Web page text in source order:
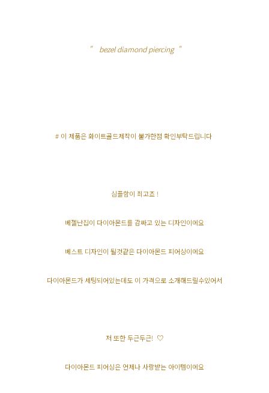
" bezel diamond piercing "
# 이 제품은 화이트골드제작이 불가한점 확인부탁드립니다
심플함이 최고죠 !
베젤난집이 다이아몬드를 감싸고 있는 디자인이에요
베스트 디자인이 될것같은 다이아몬드 피어싱이에요
다이아몬드가 세팅되어있는데도 이 가격으로 소개해드릴수있어서
저 또한 두근두근! ♡
다이아몬드 피어싱은 언제나 사랑받는 아이템이에요